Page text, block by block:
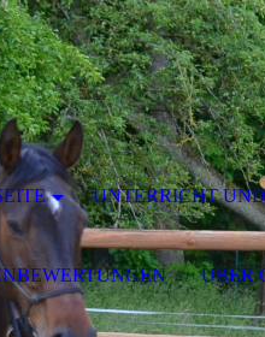
UNTERRICHT
ÜBER